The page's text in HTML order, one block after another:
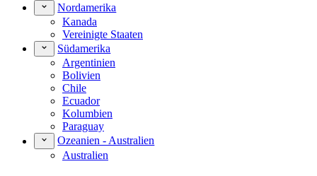
Nordamerika
Kanada
Vereinigte Staaten
Südamerika
Argentinien
Bolivien
Chile
Ecuador
Kolumbien
Paraguay
Ozeanien - Australien
Australien